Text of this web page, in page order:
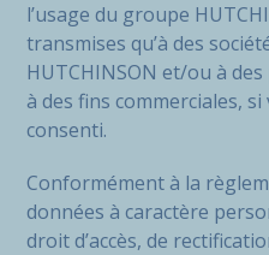
l’usage du groupe
transmises qu’à des
HUTCHINSON et/ou à
à des fins commerciales,
consenti.
Conformément à la
données à caractère
droit d’accès, de